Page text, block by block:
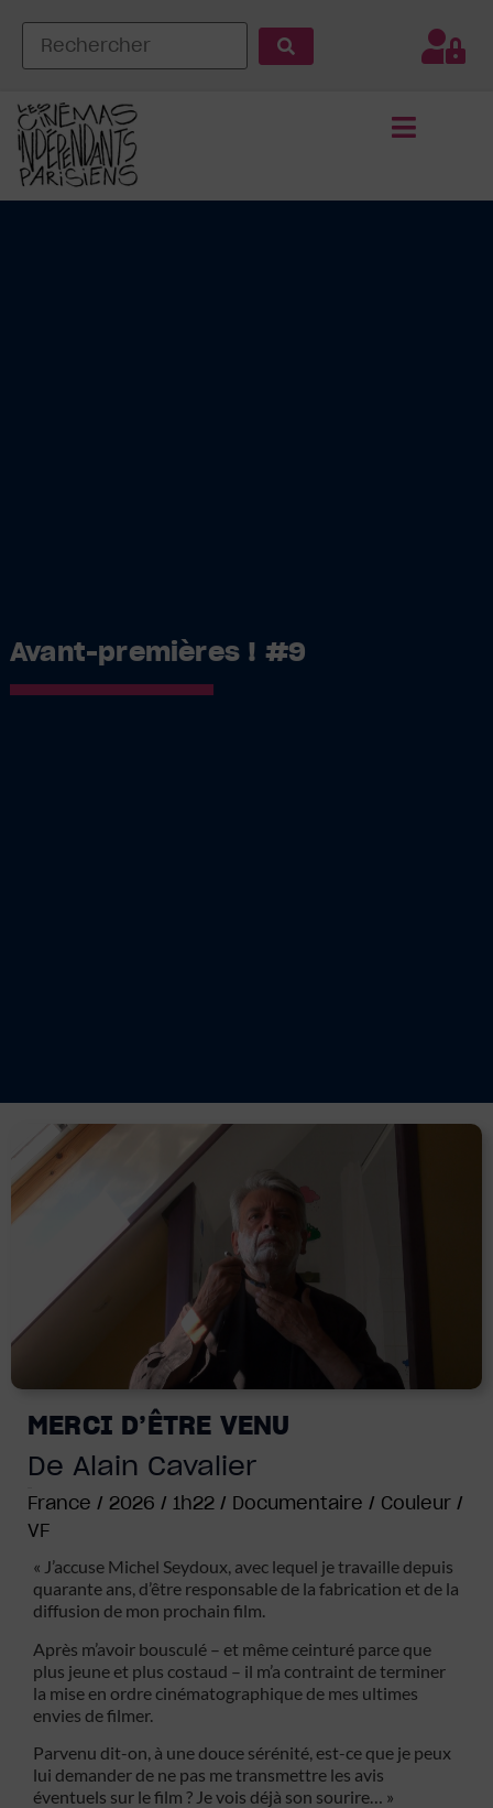
Avant-premières ! #9
MERCI D’ÊTRE VENU
De Alain Cavalier
France / 2026 / 1h22 / Documentaire / Couleur /
VF
« J’accuse Michel Seydoux, avec lequel je travaille depuis
quarante ans, d’être responsable de la fabrication et de la
diffusion de mon prochain film.
Après m’avoir bousculé – et même ceinturé parce que
plus jeune et plus costaud – il m’a contraint de terminer
la mise en ordre cinématographique de mes ultimes
envies de filmer.
Parvenu dit-on, à une douce sérénité, est-ce que je peux
lui demander de ne pas me transmettre les avis
éventuels sur le film ? Je vois déjà son sourire… »